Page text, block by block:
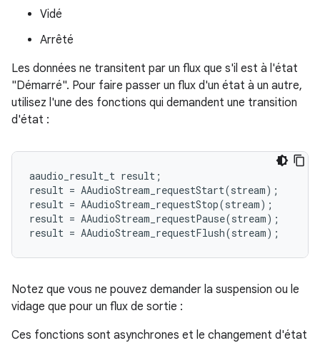
Vidé
Arrêté
Les données ne transitent par un flux que s'il est à l'état
"Démarré". Pour faire passer un flux d'un état à un autre,
utilisez l'une des fonctions qui demandent une transition
d'état :
aaudio_result_t result ;
result = AAudioStream_requestStart(stream);
result = AAudioStream_requestStop(stream);
result = AAudioStream_requestPause(stream);
result = AAudioStream_requestFlush(stream);
Notez que vous ne pouvez demander la suspension ou le
vidage que pour un flux de sortie :
Ces fonctions sont asynchrones et le changement d'état